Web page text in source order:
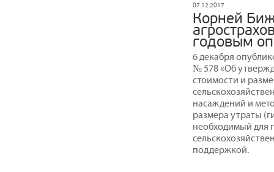
07.12.2017
Корней
годовым
6 декабря
№ 578 «Об
стоимости и
насаждений и
размера утраты
необходимый для
поддержкой.